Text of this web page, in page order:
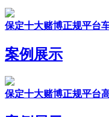
保定十大赌博正规平台
案例展示
保定十大赌博正规平台